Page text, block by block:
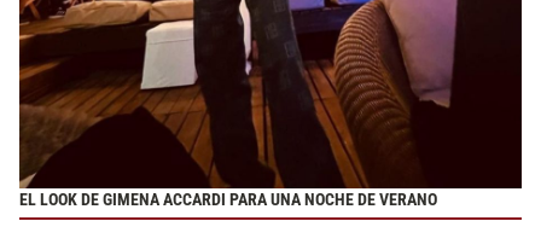
EL LOOK DE GIMENA ACCARDI PARA UNA NOCHE DE VERANO